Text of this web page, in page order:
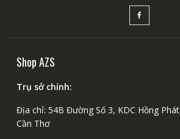
Shop AZS
Trụ sở chính:
Địa chỉ: 54B Đường Số 3, KDC Hồng
Cần Thơ